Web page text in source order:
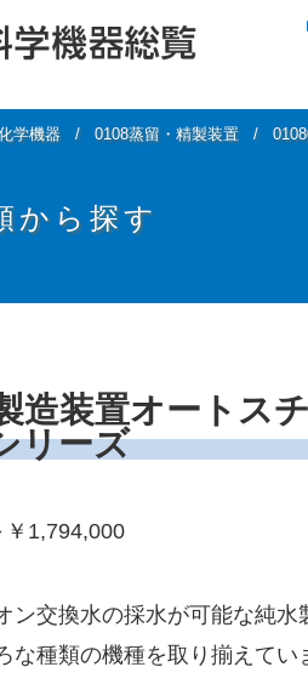
学機器 0108蒸留・精製装置
から探す
造装置オートス
リーズ
￥1,794,000
ン交換水の採水が可能な純
な種類の機種を取り揃えてい